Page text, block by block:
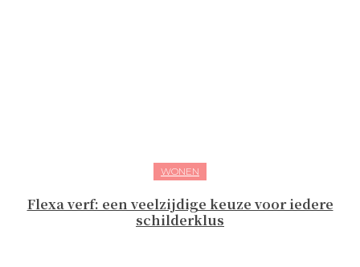
WONEN
Flexa verf: een veelzijdige keuze voor iedere
schilderklus